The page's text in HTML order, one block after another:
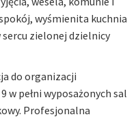
wyśmienita kuchnia
zielonej dzielnicy
do organizacji
w pełni wyposażonych sal
Profesjonalna